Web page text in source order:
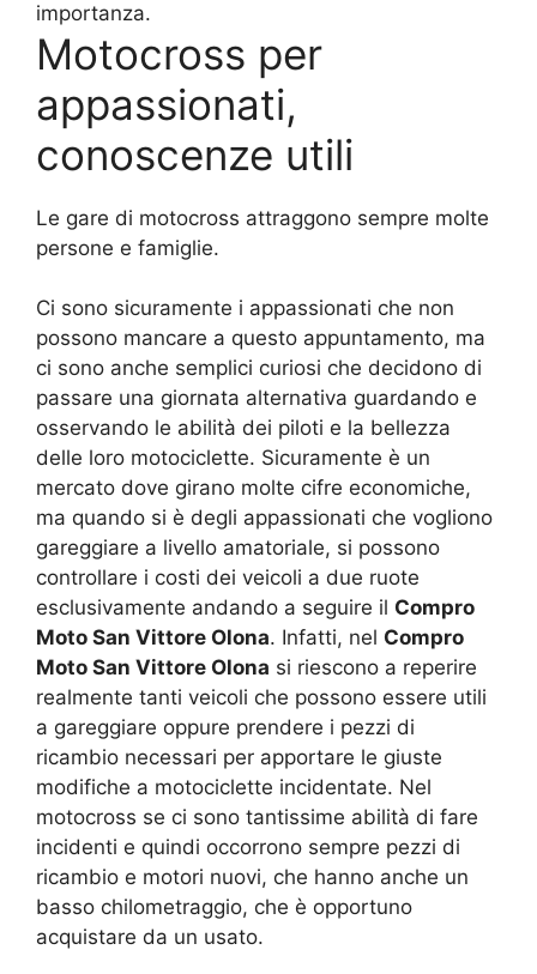
importanza.
Motocross per
appassionati,
conoscenze utili
Le gare di motocross attraggono sempre molte
persone e famiglie.
Ci sono sicuramente i appassionati che non
possono mancare a questo appuntamento, ma
ci sono anche semplici curiosi che decidono di
passare una giornata alternativa guardando e
osservando le abilità dei piloti e la bellezza
delle loro motociclette. Sicuramente è un
mercato dove girano molte cifre economiche,
ma quando si è degli appassionati che vogliono
gareggiare a livello amatoriale, si possono
controllare i costi dei veicoli a due ruote
esclusivamente andando a seguire il Compro
Moto San Vittore Olona. Infatti, nel Compro
Moto San Vittore Olona si riescono a reperire
realmente tanti veicoli che possono essere utili
a gareggiare oppure prendere i pezzi di
ricambio necessari per apportare le giuste
modifiche a motociclette incidentate. Nel
motocross se ci sono tantissime abilità di fare
incidenti e quindi occorrono sempre pezzi di
ricambio e motori nuovi, che hanno anche un
basso chilometraggio, che è opportuno
acquistare da un usato.